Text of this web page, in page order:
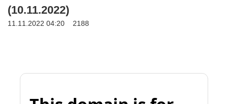
(10.11.2022)
11.11.2022 04:20 2188